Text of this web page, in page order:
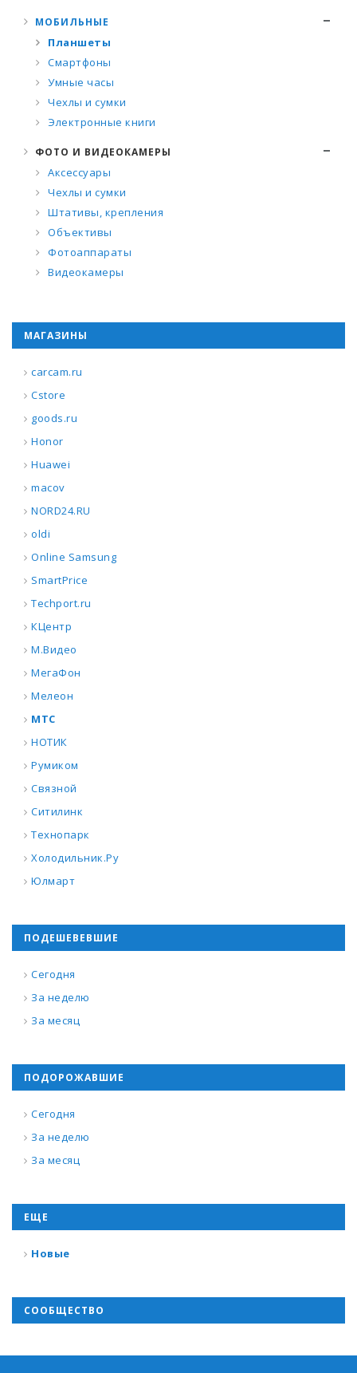
МОБИЛЬНЫЕ
Планшеты
Смартфоны
Умные часы
Чехлы и сумки
Электронные книги
ФОТО И ВИДЕОКАМЕРЫ
Аксессуары
Чехлы и сумки
Штативы, крепления
Объективы
Фотоаппараты
Видеокамеры
МАГАЗИНЫ
carcam.ru
Cstore
goods.ru
Honor
Huawei
macov
NORD24.RU
oldi
Online Samsung
SmartPrice
Techport.ru
КЦентр
М.Видео
МегаФон
Мелеон
МТС
НОТИК
Румиком
Связной
Ситилинк
Технопарк
Холодильник.Ру
Юлмарт
ПОДЕШЕВЕВШИЕ
Сегодня
За неделю
За месяц
ПОДОРОЖАВШИЕ
Сегодня
За неделю
За месяц
ЕЩЕ
Новые
СООБЩЕСТВО